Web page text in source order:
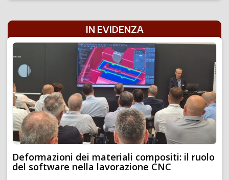
IN EVIDENZA
Deformazioni dei materiali compositi: il ruolo
del software nella lavorazione CNC